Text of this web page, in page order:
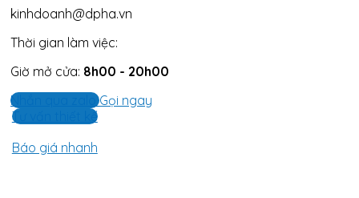
kinhdoanh@dpha.vn
Thời gian làm việc:
Giờ mở cửa: 8h00 - 20h00
Nhắn qua zalo
Gọi ngay
Tư vấn thiết kế
Báo giá nhanh